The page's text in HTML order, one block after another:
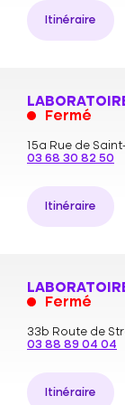
Itinéraire
Fermé
15a Rue de
03 68 30 82 50
Itinéraire
Fermé
33b Route de
03 88 89 04 04
Itinéraire